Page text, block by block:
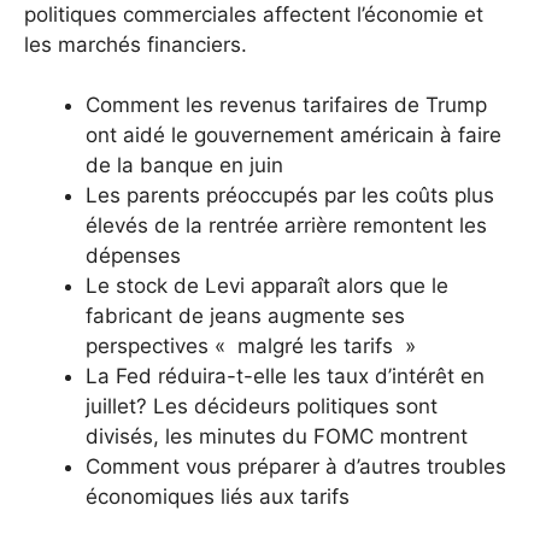
politiques commerciales affectent l’économie et
les marchés financiers.
Comment les revenus tarifaires de Trump
ont aidé le gouvernement américain à faire
de la banque en juin
Les parents préoccupés par les coûts plus
élevés de la rentrée arrière remontent les
dépenses
Le stock de Levi apparaît alors que le
fabricant de jeans augmente ses
perspectives « malgré les tarifs »
La Fed réduira-t-elle les taux d’intérêt en
juillet? Les décideurs politiques sont
divisés, les minutes du FOMC montrent
Comment vous préparer à d’autres troubles
économiques liés aux tarifs